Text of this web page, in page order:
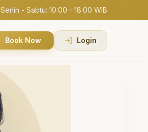
Senin - Sabtu: 10:00 - 18:00 WIB
Book Now Login